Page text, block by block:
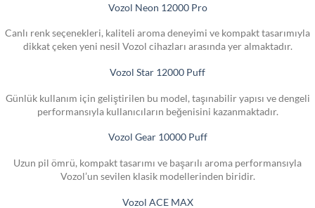
Vozol Neon 12000 Pro
Canlı renk seçenekleri, kaliteli aroma deneyimi ve kompakt tasarımıyla
dikkat çeken yeni nesil Vozol cihazları arasında yer almaktadır.
Vozol Star 12000 Puff
Günlük kullanım için geliştirilen bu model, taşınabilir yapısı ve dengeli
performansıyla kullanıcıların beğenisini kazanmaktadır.
Vozol Gear 10000 Puff
Uzun pil ömrü, kompakt tasarımı ve başarılı aroma performansıyla
Vozol’un sevilen klasik modellerinden biridir.
Vozol ACE MAX